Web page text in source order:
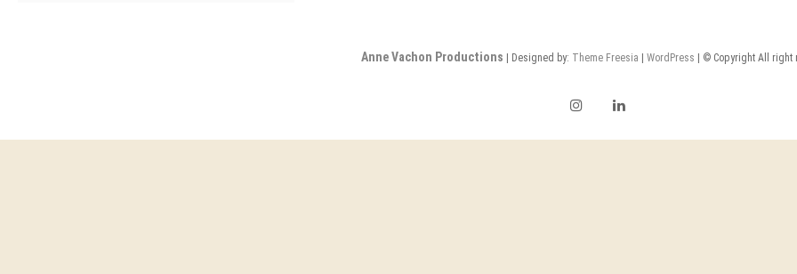
Anne Vachon Productions | Designed by: Theme Freesia | WordPress | © Copyright All right
InstagramLinkedIn